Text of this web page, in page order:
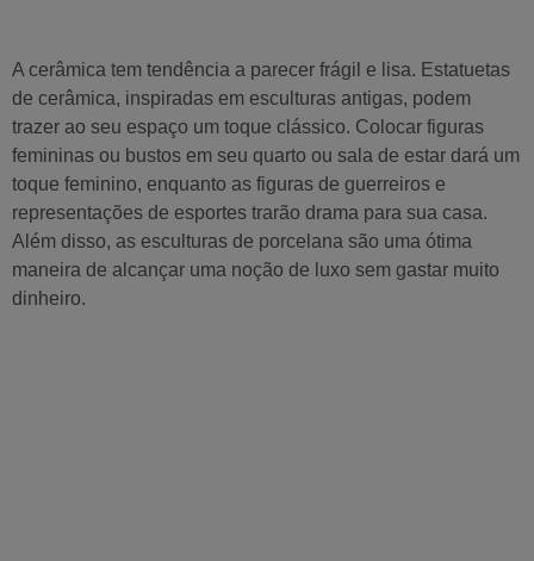
A cerâmica tem tendência a parecer frágil e lisa. Estatuetas
de cerâmica, inspiradas em esculturas antigas, podem
trazer ao seu espaço um toque clássico. Colocar figuras
femininas ou bustos em seu quarto ou sala de estar dará um
toque feminino, enquanto as figuras de guerreiros e
representações de esportes trarão drama para sua casa.
Além disso, as esculturas de porcelana são uma ótima
maneira de alcançar uma noção de luxo sem gastar muito
dinheiro.